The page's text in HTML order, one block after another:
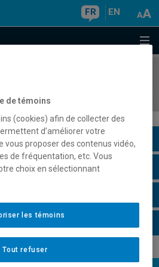
FR EN
de témoins
(cookies) afin de collecter des
d’améliorer votre
vous proposer des contenus vidéo,
de fréquentation, etc. Vous
choix en sélectionnant
Tout refuser
les témoins